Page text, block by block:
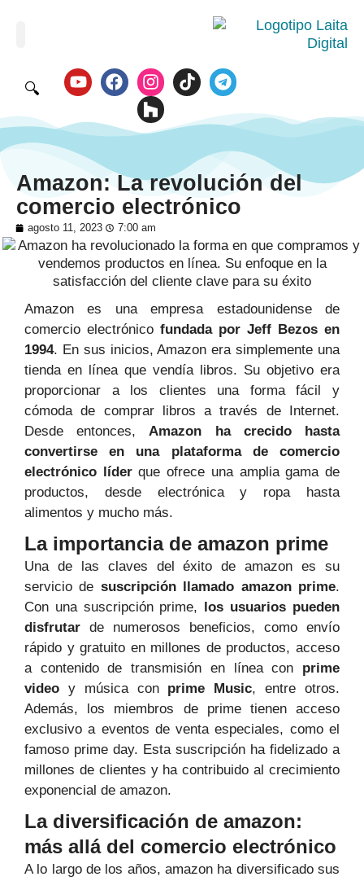
🔍
Amazon: La revolución del
comercio electrónico
agosto 11, 2023 7:00 am
Amazon es una empresa estadounidense de
comercio electrónico fundada por Jeff Bezos en
1994. En sus inicios, Amazon era simplemente una
tienda en línea que vendía libros. Su objetivo era
proporcionar a los clientes una forma fácil y
cómoda de comprar libros a través de Internet.
Desde entonces,Amazon ha crecido hasta
convertirse en una plataforma de comercio
electrónico líderque ofrece una amplia gama de
productos, desde electrónica y ropa hasta
alimentos y mucho más.
La importancia de amazon prime
Una de las claves del éxito de amazon es su
servicio de suscripción llamado amazon prime.
Con una suscripción prime,
los usuarios pueden
disfrutar de numerosos beneficios, como envío
rápido y gratuito en millones de productos, acceso
a contenido de transmisión en línea con prime
video y música conprime Music, entre otros.
Además, los miembros de prime tienen acceso
exclusivo a eventos de venta especiales, como el
famoso prime day. Esta suscripción ha fidelizado a
millones de clientes y ha contribuido al crecimiento
exponencial de amazon.
La diversificación de amazon:
más allá del comercio electrónico
A lo largo de los años, amazon ha diversificado sus